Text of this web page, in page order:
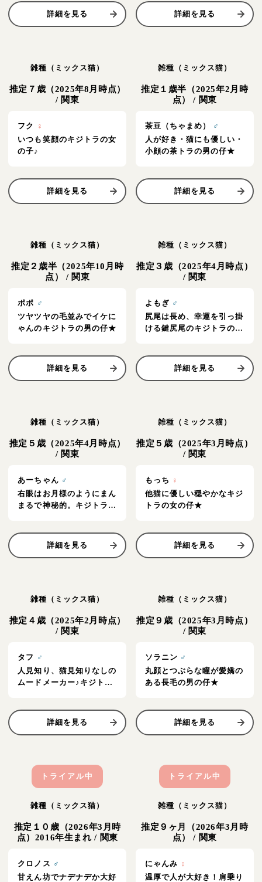
詳細を見る 詳細を見る
雑種（ミックス猫）
推定７歳（2025年8月時点）
/ 関東
フク
♀
いつも笑顔のキジトラの女
の子♪
詳細を見る
雑種（ミックス猫）
推定１歳半（2025年2月時
点）
/ 関東
茶豆（ちゃまめ）
♂
人が好き・猫にも優しい・
小顔の茶トラの男の仔★
詳細を見る
雑種（ミックス猫）
推定２歳半（2025年10月時
点）
/ 関東
ポポ ♂
ツヤツヤの毛並みでイケに
ゃんのキジトラの男の仔★
詳細を見る
雑種（ミックス猫）
推定３歳（2025年4月時点）
/ 関東
よもぎ ♂
尻尾は長め、幸運を引っ掛
ける鍵尻尾のキジトラの男
詳細を見る
雑種（ミックス猫）
推定５歳（2025年4月時点）
/ 関東
あーちゃん ♂
右眼はお月様のようにまん
まるで神秘的。キジトラの
詳細を見る
雑種（ミックス猫）
推定５歳（2025年3月時点）
/ 関東
もっち ♀
他猫に優しい穏やかなキジ
トラの女の仔★
詳細を見る
雑種（ミックス猫）
推定４歳（2025年2月時点）
/ 関東
タフ ♂
人見知り、猫見知りなしの
ムードメーカー♪キジトラ
詳細を見る
雑種（ミックス猫）
推定９歳（2025年3月時点）
/ 関東
ソラニン ♂
丸顔とつぶらな瞳が愛嬌の
ある長毛の男の仔★
詳細を見る
トライアル中
雑種（ミックス猫）
推定１０歳（2026年3月時
点）2016年生まれ/ 関東
クロノス ♂
甘えん坊でナデナデか大好
トライアル中
雑種（ミックス猫）
推定９ヶ月（2026年3月時
点）
/ 関東
にゃんみ ♀
温厚で人が大好き！肩乗り